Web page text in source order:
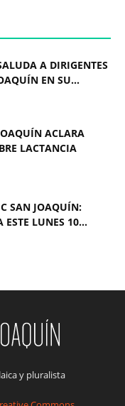
A DIRIGENTES
EN SU...
ACLARA
LACTANCIA
SAN JOAQUÍN:
ESTE LUNES 10...
y pluralista